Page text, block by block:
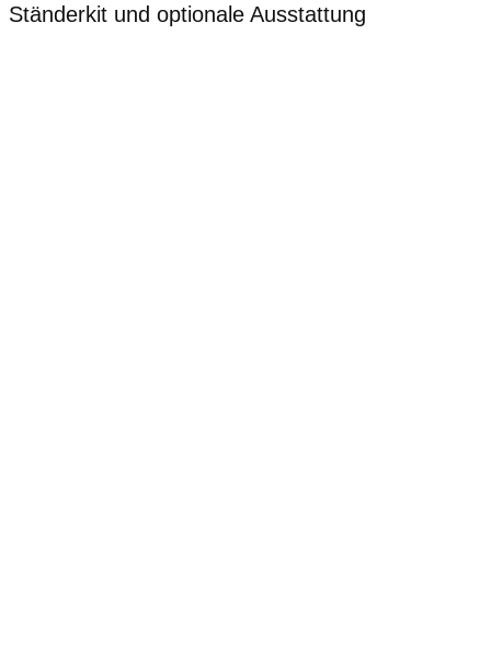
Ständerkit und optionale Ausstattung